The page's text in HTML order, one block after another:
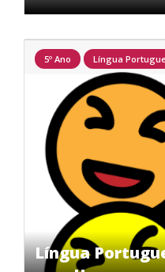
Língua
5º Ano Língua